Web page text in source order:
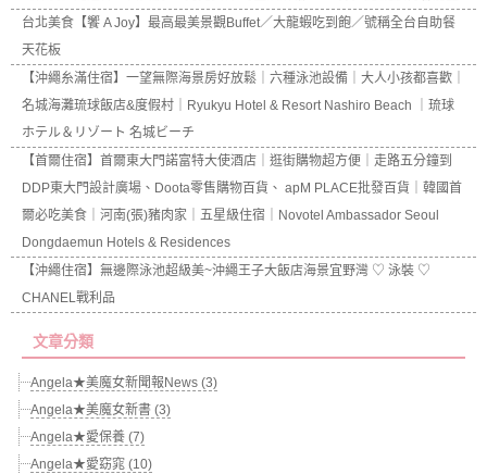
台北美食【饗 A Joy】最高最美景觀Buffet／大龍蝦吃到飽／號稱全台自助餐
天花板
【沖繩糸滿住宿】一望無際海景房好放鬆｜六種泳池設備｜大人小孩都喜歡｜
名城海灘琉球飯店&度假村｜Ryukyu Hotel & Resort Nashiro Beach ｜琉球
ホテル＆リゾート 名城ビーチ
【首爾住宿】首爾東大門諾富特大使酒店｜逛街購物超方便｜走路五分鐘到
DDP東大門設計廣場、Doota零售購物百貨、 apM PLACE批發百貨｜韓國首
爾必吃美食｜河南(張)豬肉家｜五星級住宿｜Novotel Ambassador Seoul
Dongdaemun Hotels & Residences
【沖繩住宿】無邊際泳池超級美~沖繩王子大飯店海景宜野灣 ♡ 泳裝 ♡
CHANEL戰利品
文章分類
Angela★美魔女新聞報News (3)
Angela★美魔女新書 (3)
Angela★愛保養 (7)
Angela★愛窈窕 (10)